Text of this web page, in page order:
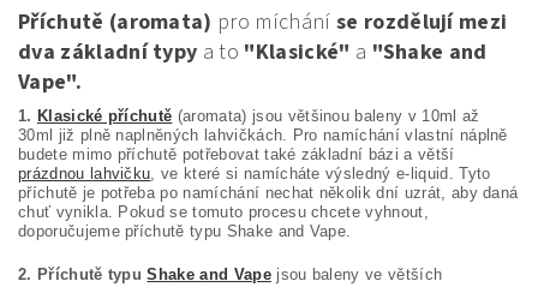
Příchutě (aromata) pro míchání se rozdělují mezi
dva základní typy a to "Klasické" a "Shake and
Vape".
1. Klasické příchutě (aromata) jsou většinou baleny v 10ml až
30ml již plně naplněných lahvičkách. Pro namíchání vlastní náplně
budete mimo příchutě potřebovat také základní bázi a větší
prázdnou lahvičku, ve které si namícháte výsledný e-liquid. Tyto
příchutě je potřeba po namíchání nechat několik dní uzrát, aby daná
chuť vynikla. Pokud se tomuto procesu chcete vyhnout,
doporučujeme příchutě typu Shake and Vape.
2. Příchutě typuShake and Vapejsou baleny ve větších